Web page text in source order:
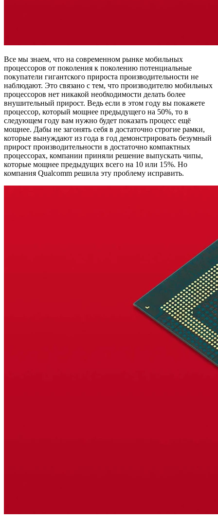
Все мы знаем, что на современном рынке мобильных
процессоров от поколения к поколению потенциальные
покупатели гигантского прироста производительности не
наблюдают. Это связано с тем, что производителю мобильных
процессоров нет никакой необходимости делать более
внушительный прирост. Ведь если в этом году вы покажете
процессор, который мощнее предыдущего на 50%, то в
следующем году вам нужно будет показать процесс ещё
мощнее. Дабы не загонять себя в достаточно строгие рамки,
которые вынуждают из года в год демонстрировать безумный
прирост производительности в достаточно компактных
процессорах, компании приняли решение выпускать чипы,
которые мощнее предыдущих всего на 10 или 15%. Но
компания Qualcomm решила эту проблему исправить.